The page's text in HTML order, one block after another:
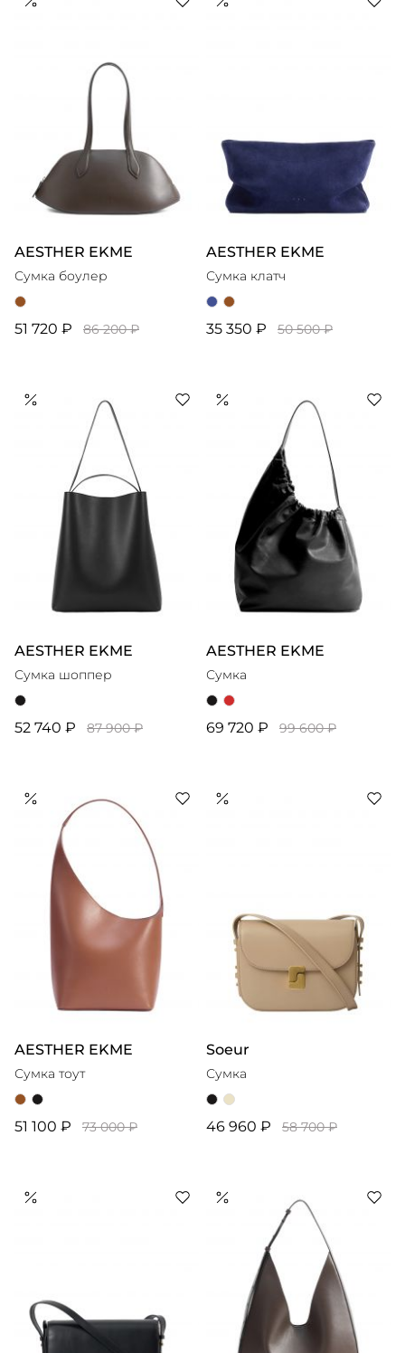
AESTHER EKME
Сумка боулер
51 720 ₽ 86 200 ₽
AESTHER EKME
Сумка клатч
35 350 ₽ 50 500 ₽
AESTHER EKME
Сумка шоппер
52 740 ₽ 87 900 ₽
AESTHER EKME
Сумка
69 720 ₽ 99 600 ₽
AESTHER EKME
Сумка тоут
51 100 ₽ 73 000 ₽
Soeur
Сумка
46 960 ₽ 58 700 ₽